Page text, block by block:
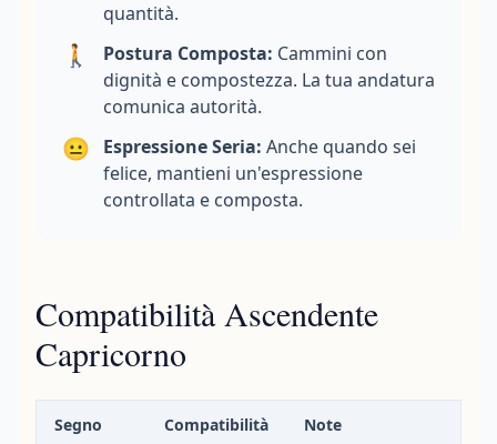
quantità.
🚶 Postura Composta: Cammini con
dignità e compostezza. La tua andatura
comunica autorità.
😐 Espressione Seria: Anche quando sei
felice, mantieni un'espressione
controllata e composta.
Compatibilità Ascendente
Capricorno
Segno Compatibilità Note